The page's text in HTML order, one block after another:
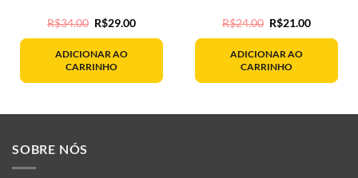
R$34.00 O
era:
R$34.00.
R$29.00O
atual
ADICIONAR AO
CARRINHO
R$24.00 O
era:
R$24.00.
R$21.00O
atual
ADICIONAR AO
CARRINHO
SOBRE NÓS